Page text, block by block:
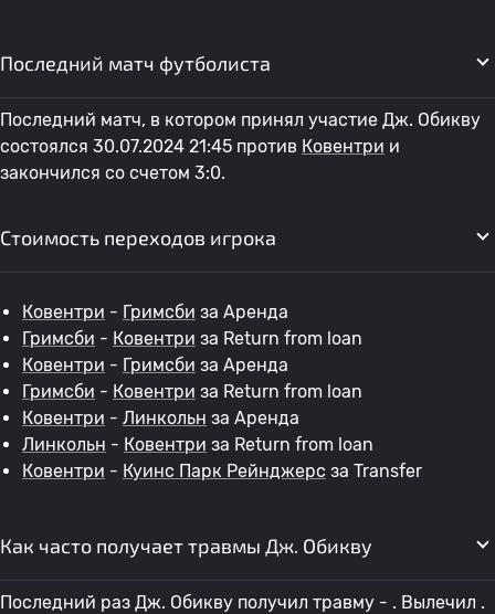
Последний матч футболиста
Последний матч, в котором принял участие Дж. Обикву
состоялся 30.07.2024 21:45 против Ковентри и
закончился со счетом 3:0.
Стоимость переходов игрока
Ковентри - Гримсби за Аренда
Гримсби - Ковентри за Return from loan
Ковентри - Гримсби за Аренда
Гримсби - Ковентри за Return from loan
Ковентри - Линкольн за Аренда
Линкольн - Ковентри за Return from loan
Ковентри - Куинс Парк Рейнджерс за Transfer
Как часто получает травмы Дж. Обикву
Последний раз Дж. Обикву получил травму - . Вылечил .